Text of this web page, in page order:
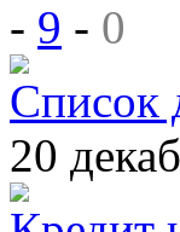
- 9 - 0
Список
20